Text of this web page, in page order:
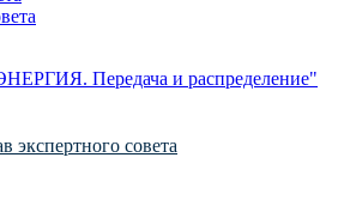
экспертного совета